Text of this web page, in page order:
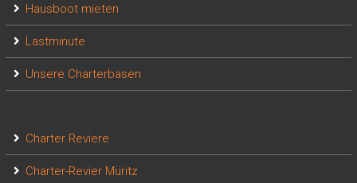
Hausboot mieten
Lastminute
Unsere Charterbasen
Charter Reviere
Charter-Revier Müritz